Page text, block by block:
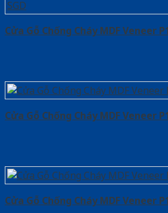
Cửa Gỗ Chống Cháy MDF Veneer
Cửa Gỗ Chống Cháy MDF Veneer
Cửa Gỗ Chống Cháy MDF Veneer